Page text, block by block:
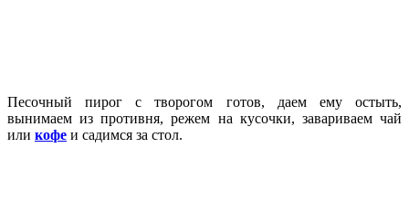
Песочный пирог с творогом готов, даем ему остыть,
вынимаем из противня, режем на кусочки, завариваем чай
или кофе и садимся за стол.